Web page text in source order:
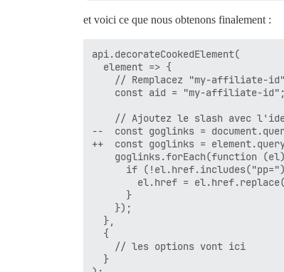
et voici ce que nous obtenons finalement :
api.decorateCookedElement(
  element => {
// Remplacez "my-affiliate-
    const aid = "my-affiliate-id";
// Ajoutez le slash avec
--  const goglinks =
++  const goglinks =
goglinks.forEach(function
if
el.href =
      }
    });
  },
  {
    // les options vont ici
  }